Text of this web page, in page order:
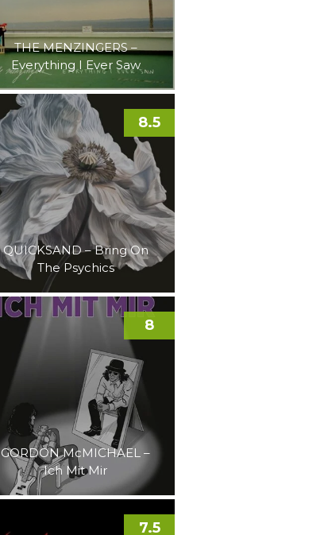
THE MENZINGERS –
Everything I Ever Saw
QUICKSAND – Bring On
The Psychics
8.5
GORDON McMICHAEL –
Ich Mit Mir
8
7.5